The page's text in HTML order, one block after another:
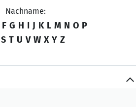
Nachname:
F G H I J K L M N O P
S T U V W X Y Z